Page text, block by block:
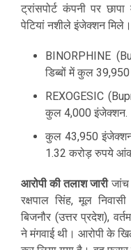
ट्रांसपोर्ट कंपनी पर
पेटियां नशीले इंजेक्शन
BINORPHINE
डिब्बों में कुल
REXOGESIC
कुल 4,000 इंजेक्शन.
कुल 43,950 इंजेक्शन
1.32 करोड़ रुपये
आरोपी की तलाश जारीजांच
रक्षपाल सिंह, मूल
बिजनौर (उत्तर प्रदेश),
ने मंगवाई थी। आरोपी के